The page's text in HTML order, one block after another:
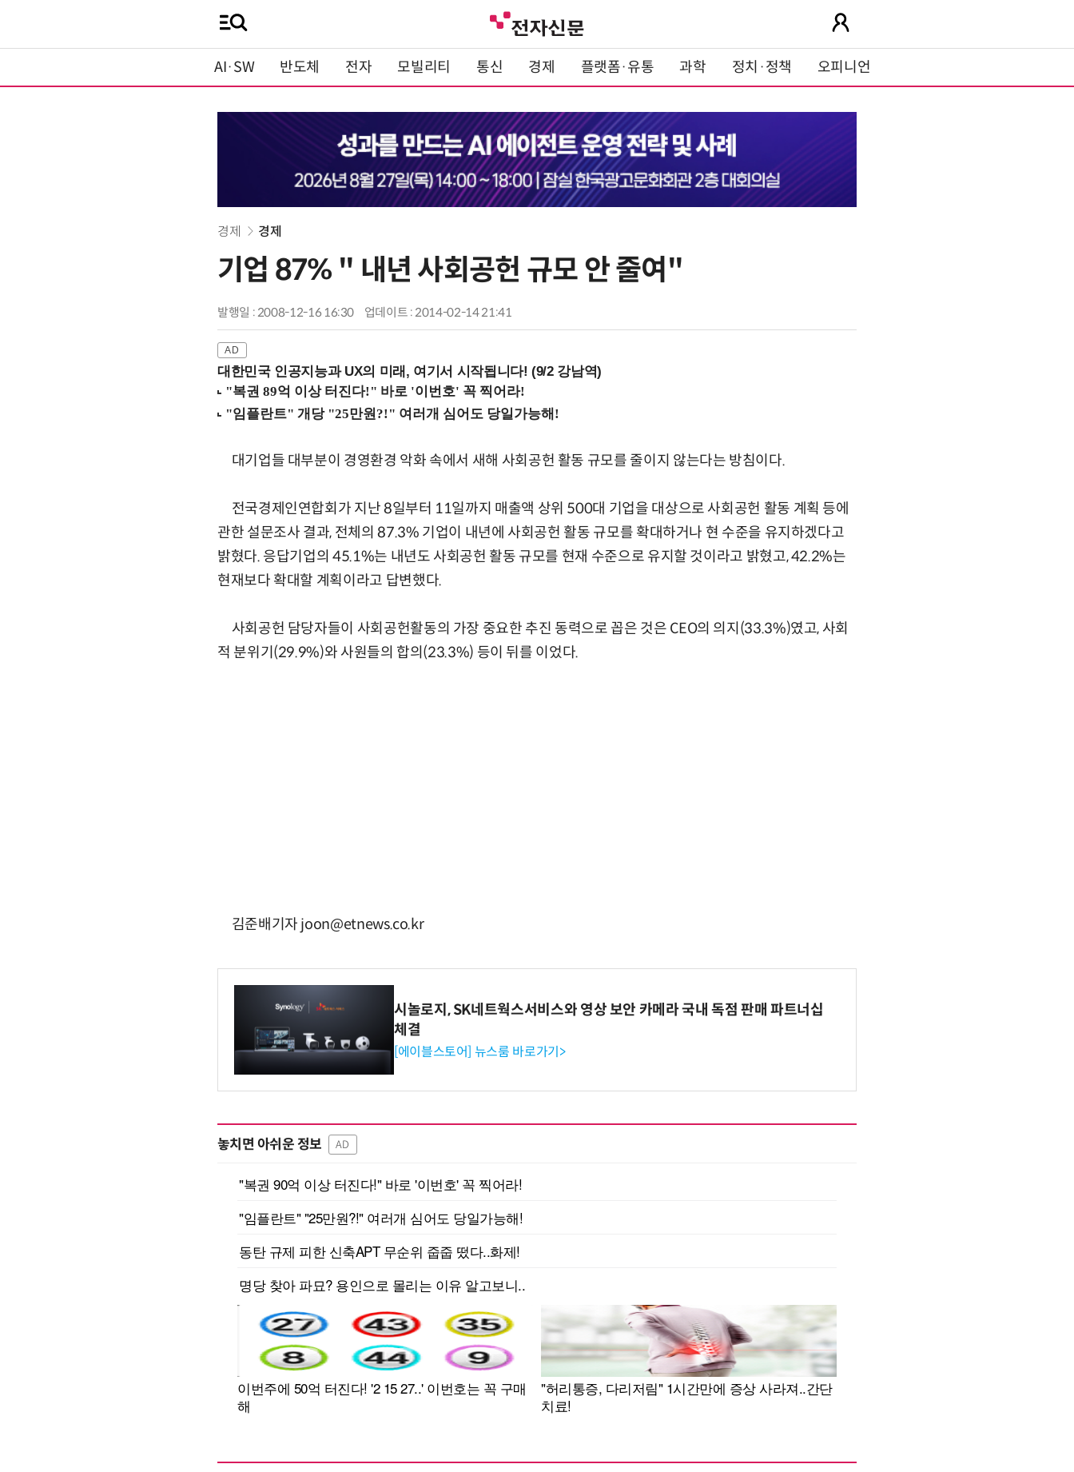
AI·SW 반도체 전자 모빌리티 통신 경제 플랫폼·유통 과학 정치·정책 오피니언
경제 경제
기업 87% " 내년 사회공헌 규모 안 줄여"
발행일 : 2008-12-16 16:30 업데이트 : 2014-02-14 21:41
대한민국 인공지능과 UX의 미래, 여기서 시작됩니다! (9/2 강남역)
대기업들 대부분이 경영환경 악화 속에서 새해 사회공헌 활동 규모를 줄이지 않는다는 방침이다.
전국경제인연합회가 지난 8일부터 11일까지 매출액 상위 500대 기업을 대상으로 사회공헌 활동 계획 등에
관한 설문조사 결과, 전체의 87.3% 기업이 내년에 사회공헌 활동 규모를 확대하거나 현 수준을 유지하겠다고
밝혔다. 응답기업의 45.1%는 내년도 사회공헌 활동 규모를 현재 수준으로 유지할 것이라고 밝혔고, 42.2%는
현재보다 확대할 계획이라고 답변했다.
사회공헌 담당자들이 사회공헌활동의 가장 중요한 추진 동력으로 꼽은 것은 CEO의 의지(33.3%)였고, 사회
적 분위기(29.9%)와 사원들의 합의(23.3%) 등이 뒤를 이었다.
김준배기자 joon@etnews.co.kr
시놀로지, SK네트웍스서비스와 영상 보안 카메라 국내 독점 판매 파트너십
체결
[에이블스토어] 뉴스룸 바로가기>
놓치면 아쉬운 정보 AD